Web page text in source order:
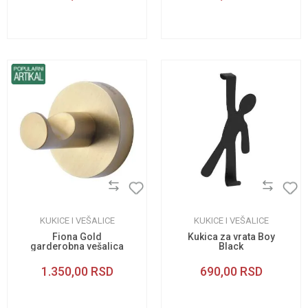
KUKICE I VEŠALICE
Fiona Gold
garderobna vešalica
1.350,00 RSD
KUKICE I VEŠALICE
Kukica za vrata Boy
Black
690,00 RSD